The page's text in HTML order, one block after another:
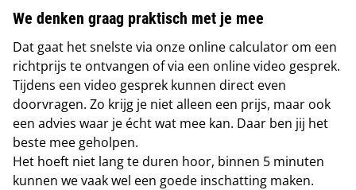
We denken graag praktisch met je mee
Dat gaat het snelste via onze online calculator om een
richtprijs te ontvangen of via een online video gesprek.
Tijdens een video gesprek kunnen direct even
doorvragen. Zo krijg je niet alleen een prijs, maar ook
een advies waar je écht wat mee kan. Daar ben jij het
beste mee geholpen.
Het hoeft niet lang te duren hoor, binnen 5 minuten
kunnen we vaak wel een goede inschatting maken.